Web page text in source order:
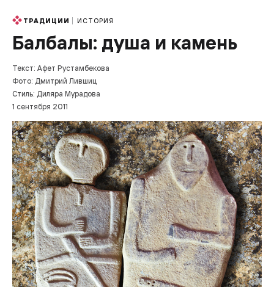
ТРАДИЦИИ ИСТОРИЯ
Балбалы: душа и камень
Текст: Афет Рустамбекова
Фото: Дмитрий Лившиц
Стиль: Диляра Мурадова
1 сентября 2011